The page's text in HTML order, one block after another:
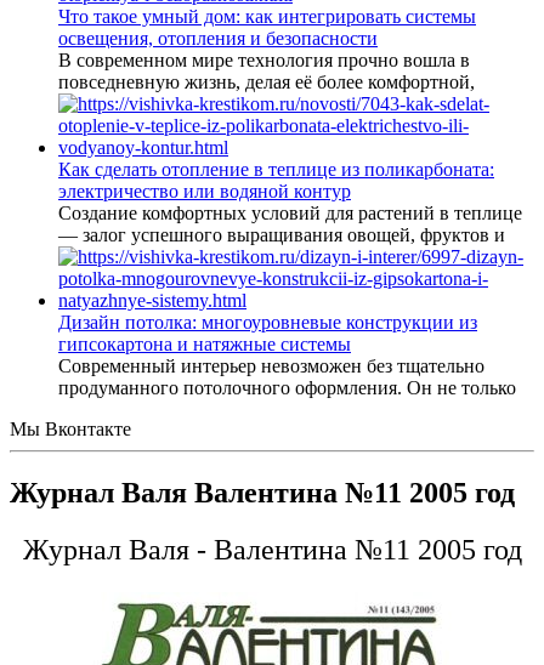
Что такое умный дом: как интегрировать системы
освещения, отопления и безопасности
В современном мире технология прочно вошла в
повседневную жизнь, делая её более комфортной,
Как сделать отопление в теплице из поликарбоната:
электричество или водяной контур
Создание комфортных условий для растений в теплице
— залог успешного выращивания овощей, фруктов и
Дизайн потолка: многоуровневые конструкции из
гипсокартона и натяжные системы
Современный интерьер невозможен без тщательно
продуманного потолочного оформления. Он не только
Мы Вконтакте
Журнал Валя Валентина №11 2005 год
Журнал Валя - Валентина №11 2005 год